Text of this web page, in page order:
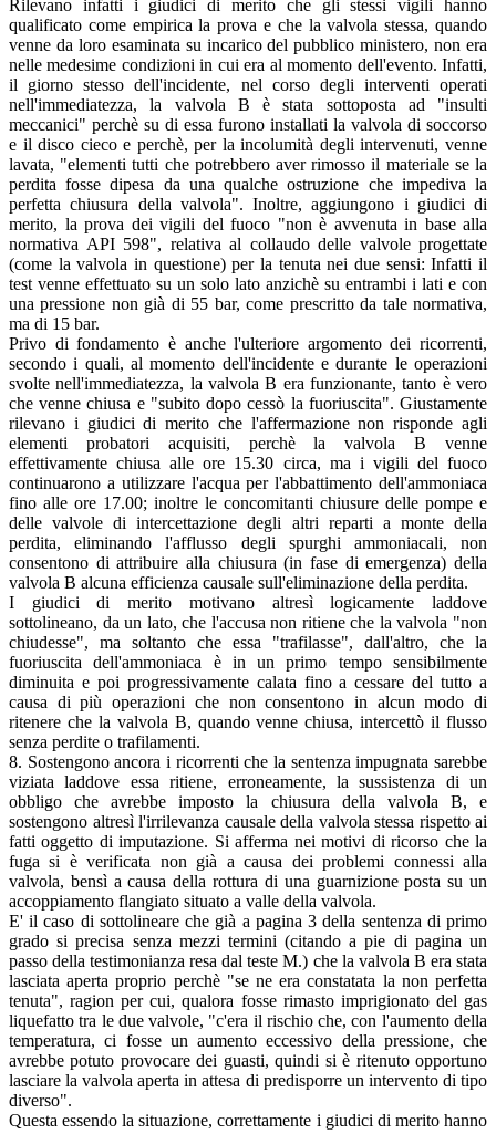
Rilevano infatti i giudici di merito che gli stessi vigili hanno
qualificato come empirica la prova e che la valvola stessa, quando
venne da loro esaminata su incarico del pubblico ministero, non era
nelle medesime condizioni in cui era al momento dell'evento. Infatti,
il giorno stesso dell'incidente, nel corso degli interventi operati
nell'immediatezza, la valvola B è stata sottoposta ad "insulti
meccanici" perchè su di essa furono installati la valvola di soccorso
e il disco cieco e perchè, per la incolumità degli intervenuti, venne
lavata, "elementi tutti che potrebbero aver rimosso il materiale se la
perdita fosse dipesa da una qualche ostruzione che impediva la
perfetta chiusura della valvola". Inoltre, aggiungono i giudici di
merito, la prova dei vigili del fuoco "non è avvenuta in base alla
normativa API 598", relativa al collaudo delle valvole progettate
(come la valvola in questione) per la tenuta nei due sensi: Infatti il
test venne effettuato su un solo lato anzichè su entrambi i lati e con
una pressione non già di 55 bar, come prescritto da tale normativa,
ma di 15 bar.
Privo di fondamento è anche l'ulteriore argomento dei ricorrenti,
secondo i quali, al momento dell'incidente e durante le operazioni
svolte nell'immediatezza, la valvola B era funzionante, tanto è vero
che venne chiusa e "subito dopo cessò la fuoriuscita". Giustamente
rilevano i giudici di merito che l'affermazione non risponde agli
elementi probatori acquisiti, perchè la valvola B venne
effettivamente chiusa alle ore 15.30 circa, ma i vigili del fuoco
continuarono a utilizzare l'acqua per l'abbattimento dell'ammoniaca
fino alle ore 17.00; inoltre le concomitanti chiusure delle pompe e
delle valvole di intercettazione degli altri reparti a monte della
perdita, eliminando l'afflusso degli spurghi ammoniacali, non
consentono di attribuire alla chiusura (in fase di emergenza) della
valvola B alcuna efficienza causale sull'eliminazione della perdita.
I giudici di merito motivano altresì logicamente laddove
sottolineano, da un lato, che l'accusa non ritiene che la valvola "non
chiudesse", ma soltanto che essa "trafilasse", dall'altro, che la
fuoriuscita dell'ammoniaca è in un primo tempo sensibilmente
diminuita e poi progressivamente calata fino a cessare del tutto a
causa di più operazioni che non consentono in alcun modo di
ritenere che la valvola B, quando venne chiusa, intercettò il flusso
senza perdite o trafilamenti.
8. Sostengono ancora i ricorrenti che la sentenza impugnata sarebbe
viziata laddove essa ritiene, erroneamente, la sussistenza di un
obbligo che avrebbe imposto la chiusura della valvola B, e
sostengono altresì l'irrilevanza causale della valvola stessa rispetto ai
fatti oggetto di imputazione. Si afferma nei motivi di ricorso che la
fuga si è verificata non già a causa dei problemi connessi alla
valvola, bensì a causa della rottura di una guarnizione posta su un
accoppiamento flangiato situato a valle della valvola.
E' il caso di sottolineare che già a pagina 3 della sentenza di primo
grado si precisa senza mezzi termini (citando a pie di pagina un
passo della testimonianza resa dal teste M.) che la valvola B era stata
lasciata aperta proprio perchè "se ne era constatata la non perfetta
tenuta", ragion per cui, qualora fosse rimasto imprigionato del gas
liquefatto tra le due valvole, "c'era il rischio che, con l'aumento della
temperatura, ci fosse un aumento eccessivo della pressione, che
avrebbe potuto provocare dei guasti, quindi si è ritenuto opportuno
lasciare la valvola aperta in attesa di predisporre un intervento di tipo
diverso".
Questa essendo la situazione, correttamente i giudici di merito hanno